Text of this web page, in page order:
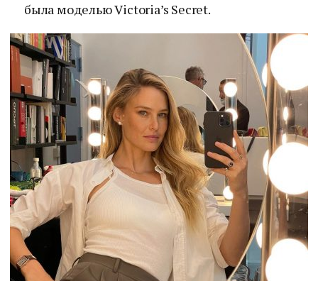
была моделью Victoria’s Secret.